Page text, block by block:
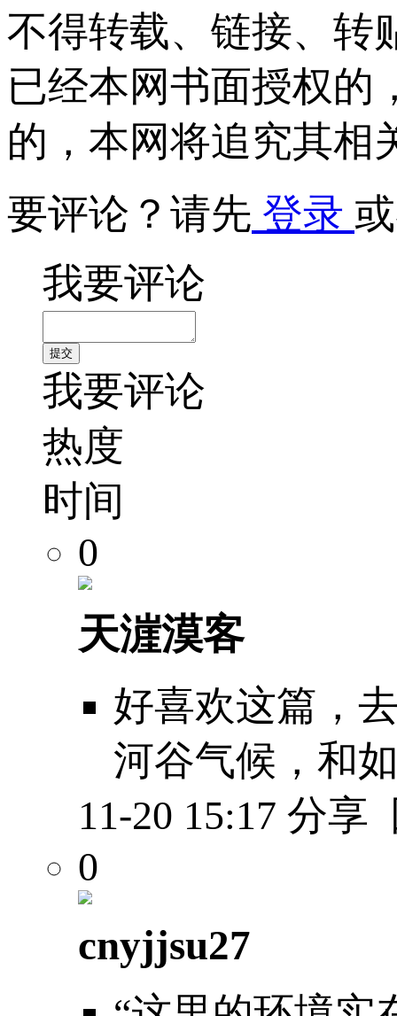
不得转载、链接、转
已经本网书面授权的
的，本网将追究其相
要评论？请先 登录
我要评论
我要评论
热度
时间
0
天漄漠客
好喜欢这篇，
河谷气候，和
11-20 15:17 分享
0
cnyjjsu27